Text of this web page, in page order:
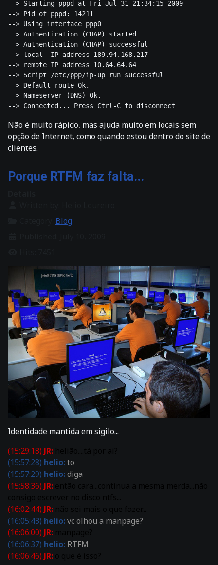
--> Starting pppd at Fri Jul 31 21:34:15 2009
--> Pid of pppd: 14211
--> Using interface ppp0
--> Authentication (CHAP) started
--> Authentication (CHAP) successful
--> local  IP address 189.94.168.217
--> remote IP address 10.64.64.64
--> Script /etc/ppp/ip-up run successful
--> Default route Ok.
--> Nameserver (DNS) Ok.
Não é muito rápido, mas ajuda muito em locais sem
opção de Internet, como quando estou dentro do site de
clientes.
Porque RTFM faz falta...
Blog
Identidade mantida em sigilo...
(15:29:18) JR:
(15:57:28) helio:to
(15:57:29) helio:diga
(15:58:36) JR:
(16:02:44) JR:
(16:05:43) helio:vc olhou a manpage?
(16:06:00) JR:
(16:06:37) helio: RTFM
(16:06:46) JR: